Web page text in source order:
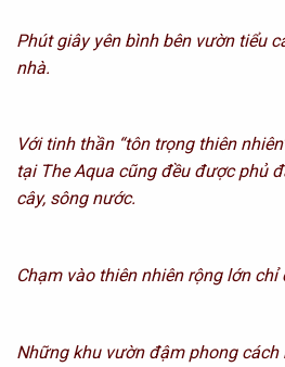
Phút giây yên bình bên vườn tiểu
nhà.
Với tinh thần “tôn trọng thiên
tại The Aqua cũng đều được phủ
cây, sông nước.
Chạm vào thiên nhiên rộng lớn
Những khu vườn đậm phong